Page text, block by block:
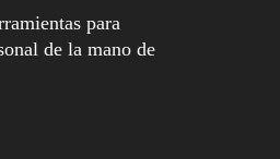
para
de la mano de